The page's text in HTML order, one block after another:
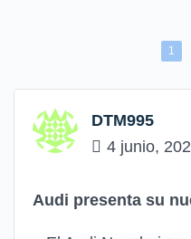
1
DTM995
4 junio,
Audi presenta su